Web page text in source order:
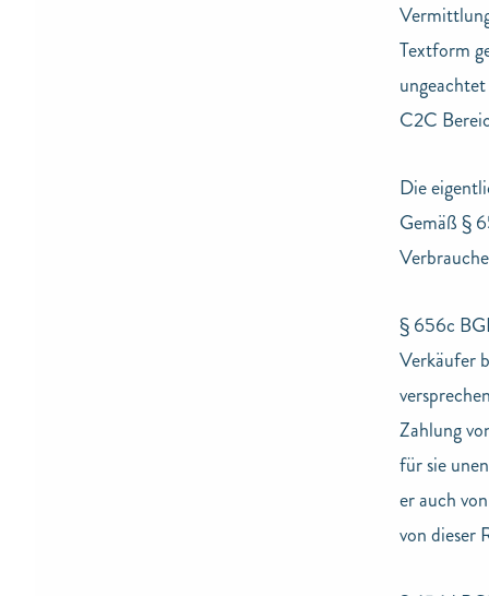
Textform
C2C
Die
Gemäß §
§ 656c
Verkäufer
Zahlung
für sie
er auch
von dieser